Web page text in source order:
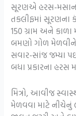
સૂરણએ હરસ-
તકલીફમાં સૂરણના
150 ગ્રામ અને કાળા
બમણો ગોળ મેળવીને
સવાર-સાંજ જમ્યા
બધા પ્રકારના હરસ
મિત્રો, આવીજ
મેળવવા માટે નીચેનું